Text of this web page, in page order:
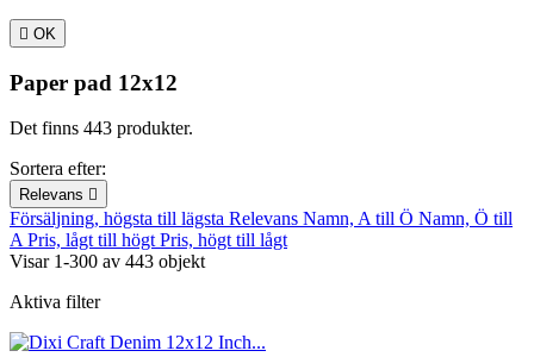
 OK
Paper pad 12x12
Det finns 443 produkter.
Sortera efter:
Relevans 
Försäljning, högsta till lägsta Relevans Namn, A till Ö Namn, Ö till
APris, lågt till högtPris, högt till lågt
Visar 1-300 av 443 objekt
Aktiva filter